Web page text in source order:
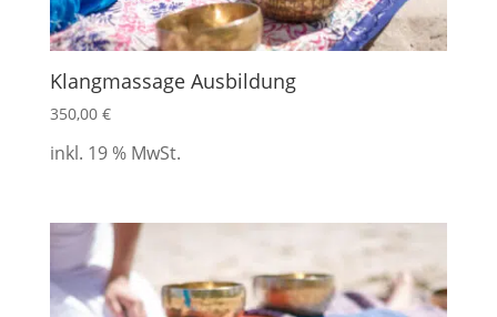
Klangmassage Ausbildung
350,00 €
inkl. 19 % MwSt.